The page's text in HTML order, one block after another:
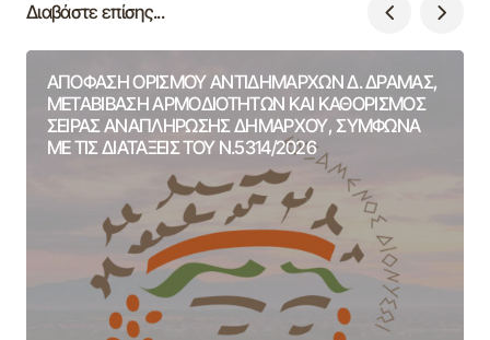
Διαβάστε επίσης...
ΑΠΟΦΑΣΗ ΟΡΙΣΜΟΥ ΑΝΤΙΔΗΜΑΡΧΩΝ Δ. ΔΡΑΜΑΣ,
ΜΕΤΑΒΙΒΑΣΗ ΑΡΜΟΔΙΟΤΗΤΩΝ ΚΑΙ ΚΑΘΟΡΙΣΜΟΣ
ΣΕΙΡΑΣ ΑΝΑΠΛΗΡΩΣΗΣ ΔΗΜΑΡΧΟΥ, ΣΥΜΦΩΝΑ
ΜΕ ΤΙΣ ΔΙΑΤΑΞΕΙΣ ΤΟΥ Ν.5314/2026